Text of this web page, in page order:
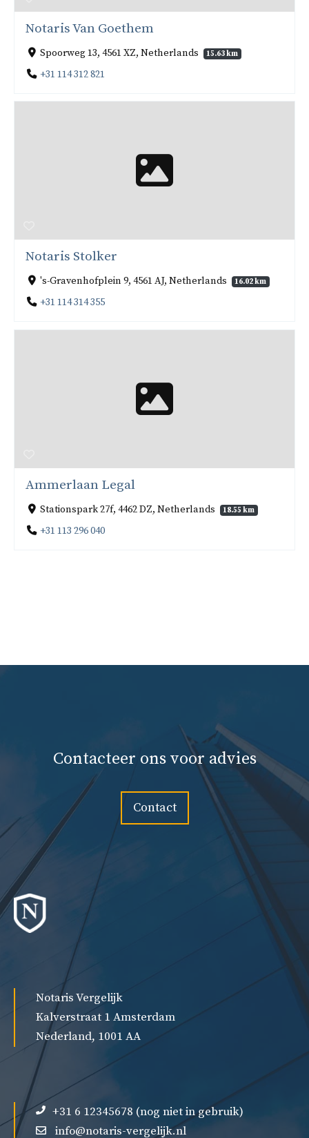
Notaris Van Goethem
Spoorweg 13, 4561 XZ, Netherlands 15.63 km
+31 114 312 821
Notaris Stolker
's-Gravenhofplein 9, 4561 AJ, Netherlands 16.02 km
+31 114 314 355
Ammerlaan Legal
Stationspark 27f, 4462 DZ, Netherlands 18.55 km
+31 113 296 040
Contacteer ons voor advies
Contact
Notaris Vergelijk
Kalverstraat 1 Amsterdam
Nederland, 1001 AA
+31 6 12345678 (nog niet in gebruik)
info@notaris-vergelijk.nl